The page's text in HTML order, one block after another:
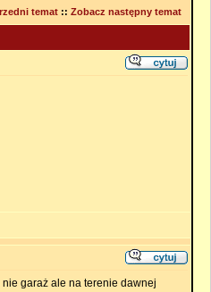
temat:: Zobacz następny temat
nie garaż ale na terenie dawnej